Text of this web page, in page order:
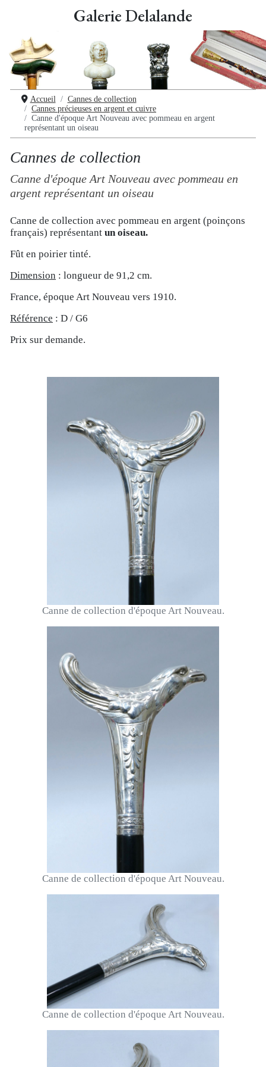
Galerie Delalande
Accueil
Cannes de collection
Cannes précieuses en argent et cuivre
Canne d'époque Art Nouveau avec pommeau en argent
représentant un oiseau
Cannes de collection
Canne d'époque Art Nouveau avec pommeau en
argent représentant un oiseau
Canne de collection avec pommeau en argent (poinçons
français) représentantun oiseau.
Fût en poirier tinté.
Dimension : longueur de 91,2 cm.
France, époque Art Nouveau vers 1910.
Référence : D / G6
Prix sur demande.
Canne de collection d'époque Art Nouveau.
Canne de collection d'époque Art Nouveau.
Canne de collection d'époque Art Nouveau.